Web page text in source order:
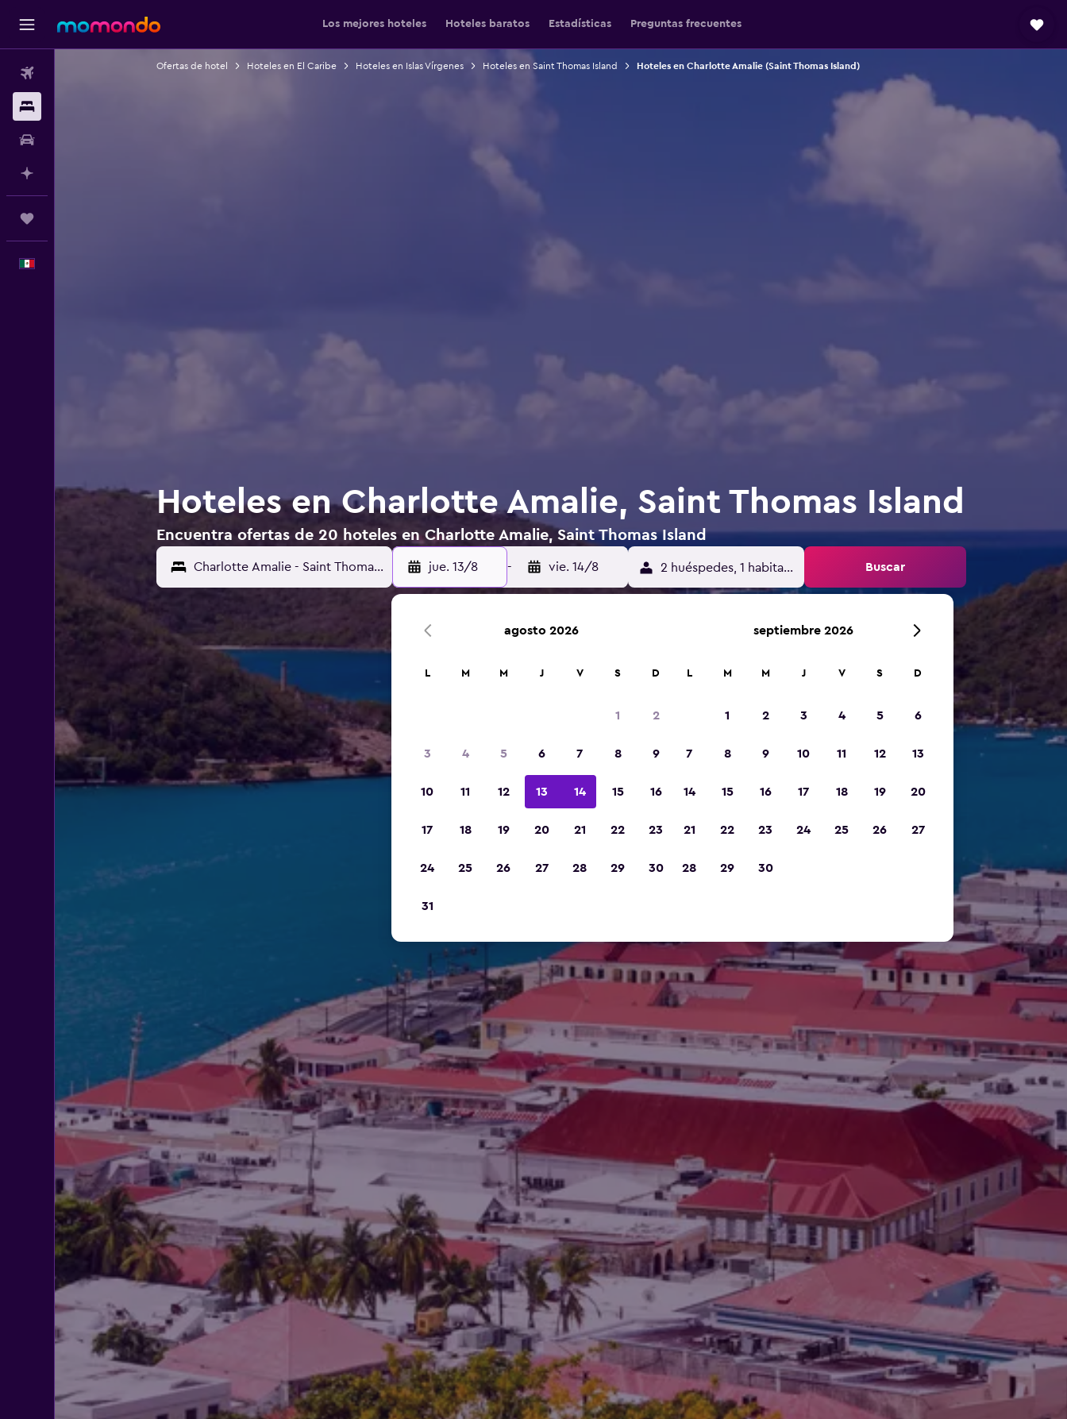
Los mejores hoteles Hoteles baratos Estadísticas Preguntas frecuentes
Ofertas de hotel Hoteles en El Caribe Hoteles en Islas Vírgenes Hoteles en Saint Thomas Island Hoteles en Charlotte Amalie (Saint Thomas Island)
Hoteles en Charlotte Amalie, Saint Thomas Island
Encuentra ofertas de 20 hoteles en Charlotte Amalie, Saint Thomas Island
jue. 13/8 - vie. 14/8 2 huéspedes, 1 habitación Buscar
agosto 2026
L M M J V S D
1 2
3 4 5 6 7 8 9
10 11 12 13 14 15 16
17 18 19 20 21 22 23
24 25 26 27 28 29 30
31
septiembre 2026
L M M J V S D
1 2 3 4 5 6
7 8 9 10 11 12 13
14 15 16 17 18 19 20
21 22 23 24 25 26 27
28 29 30